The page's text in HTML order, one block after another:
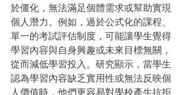
於僵化，無法滿足個體需求或幫助實現
個人潛力。例如，過於公式化的課程、
單一的考試評估制度，可能讓學生覺得
學習內容與自身興趣或未來目標無關，
從而減低學習投入。研究顯示，當學生
認為學習內容缺乏實用性或無法反映個
人價值時，他們更容易對學校產生抗拒